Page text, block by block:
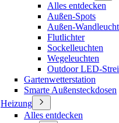
Alles entdecken
Außen-Spots
Außen-
Flutlichter
Sockelleuchten
Wegeleuchten
Outdoor LED-
Gartenwetterstation
Smarte Außensteckdosen
Heizung
Alles entdecken